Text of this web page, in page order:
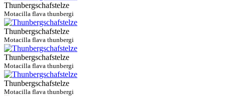
Thunbergschafstelze
Motacilla flava thunbergi
Thunbergschafstelze
Motacilla flava thunbergi
Thunbergschafstelze
Motacilla flava thunbergi
Thunbergschafstelze
Motacilla flava thunbergi